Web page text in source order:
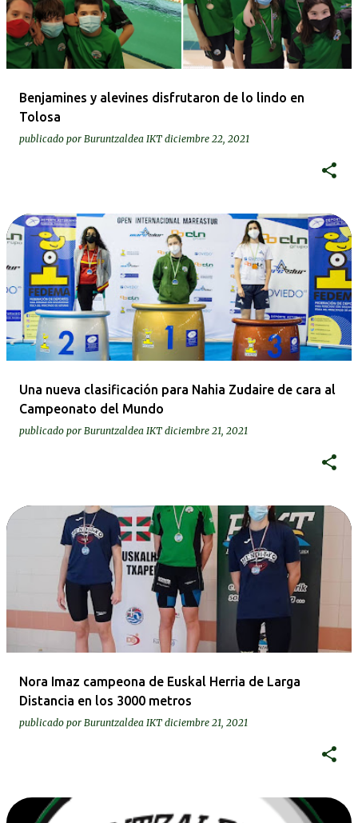
Benjamines y alevines disfrutaron de lo lindo en
Tolosa
publicado por Buruntzaldea IKT diciembre 22, 2021
Una nueva clasificación para Nahia Zudaire de cara al
Campeonato del Mundo
publicado por Buruntzaldea IKT diciembre 21, 2021
Nora Imaz campeona de Euskal Herria de Larga
Distancia en los 3000 metros
publicado por Buruntzaldea IKT diciembre 21, 2021